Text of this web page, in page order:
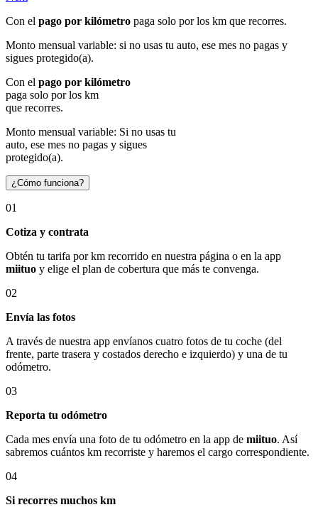
Con el pago por kilómetro paga solo por los km que recorres.
Monto mensual variable: si no usas tu auto, ese mes no pagas y
sigues protegido(a).
Con el pago por kilómetro
paga solo por los km
que recorres.
Monto mensual variable: Si no usas tu
auto, ese mes no pagas y sigues
protegido(a).
¿Cómo funciona?
01
Cotiza y contrata
Obtén tu tarifa por km recorrido en nuestra página o en la app
miituo y elige el plan de cobertura que más te convenga.
02
Envía las fotos
A través de nuestra app envíanos cuatro fotos de tu coche (del
frente, parte trasera y costados derecho e izquierdo) y una de tu
odómetro.
03
Reporta tu odómetro
Cada mes envía una foto de tu odómetro en la app de miituo. Así
sabremos cuántos km recorriste y haremos el cargo correspondiente.
04
Si recorres muchos km